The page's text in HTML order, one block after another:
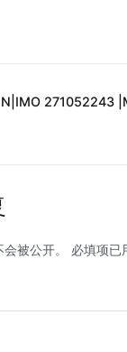
271052243
被公开。 必填项已